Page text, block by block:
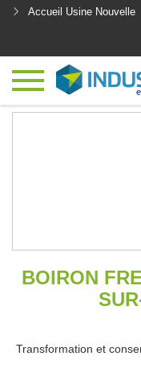
Accueil Usine Nouvelle
BOIRON
Transformation et